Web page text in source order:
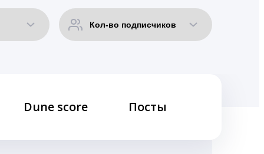
Dune score Посты